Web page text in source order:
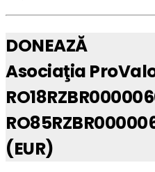
DONEAZĂ
Asociaţia
(EUR)